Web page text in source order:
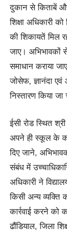
दुकान से किताबें
शिक्षा अधिकारी
की शिकायतें मिल
जाए। अभिभावकों
समाधान कराया
जोसेफ, ज्ञानंदा एवं
निस्तारण किया
ईसी रोड स्थित श्री
अपने ही स्कूल के
दिए जाने,
संबंध में
अधिकारी ने
किसी अन्य व्यक्ति
कार्रवाई करने को
ढौंडियाल, जिला